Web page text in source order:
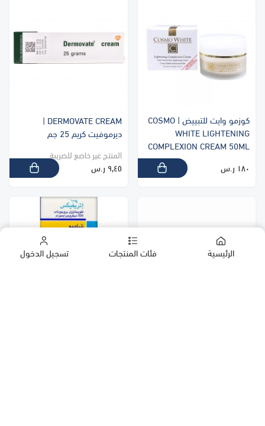
الرئيسية فئات المنتجات تسجيل الدخول
كوزمو وايت للتبييض | COSMO
WHITE LIGHTENING
COMPLEXION CREAM 50ML
١٨٠ ر.س
DERMOVATE CREAM |
ديرموفيت كريم 25 جم
المنتج غير خاضع للضريبة
٩٫٤٥ ر.س